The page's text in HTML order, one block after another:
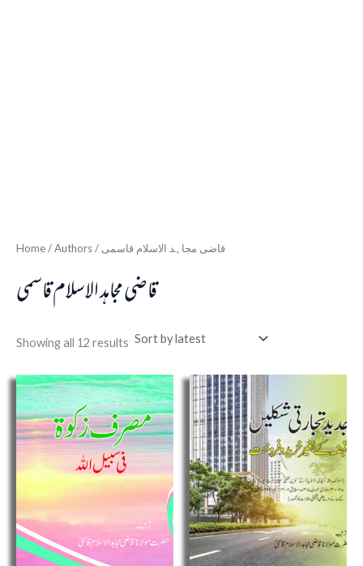
Home / Authors / قاضی مجاہد الاسلام قاسمی
قاضی مجاہد الاسلام قاسمی
Showing all 12 results